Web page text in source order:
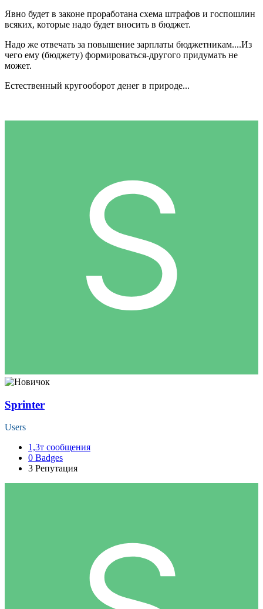
Явно будет в законе проработана схема штрафов и госпошлин
всяких, которые надо будет вносить в бюджет.
Надо же отвечать за повышение зарплаты бюджетникам....Из
чего ему (бюджету) формироваться-другого придумать не
может.
Естественный кругооборот денег в природе...
Sprinter
Users
1,3т сообщения
0 Badges
3 Репутация